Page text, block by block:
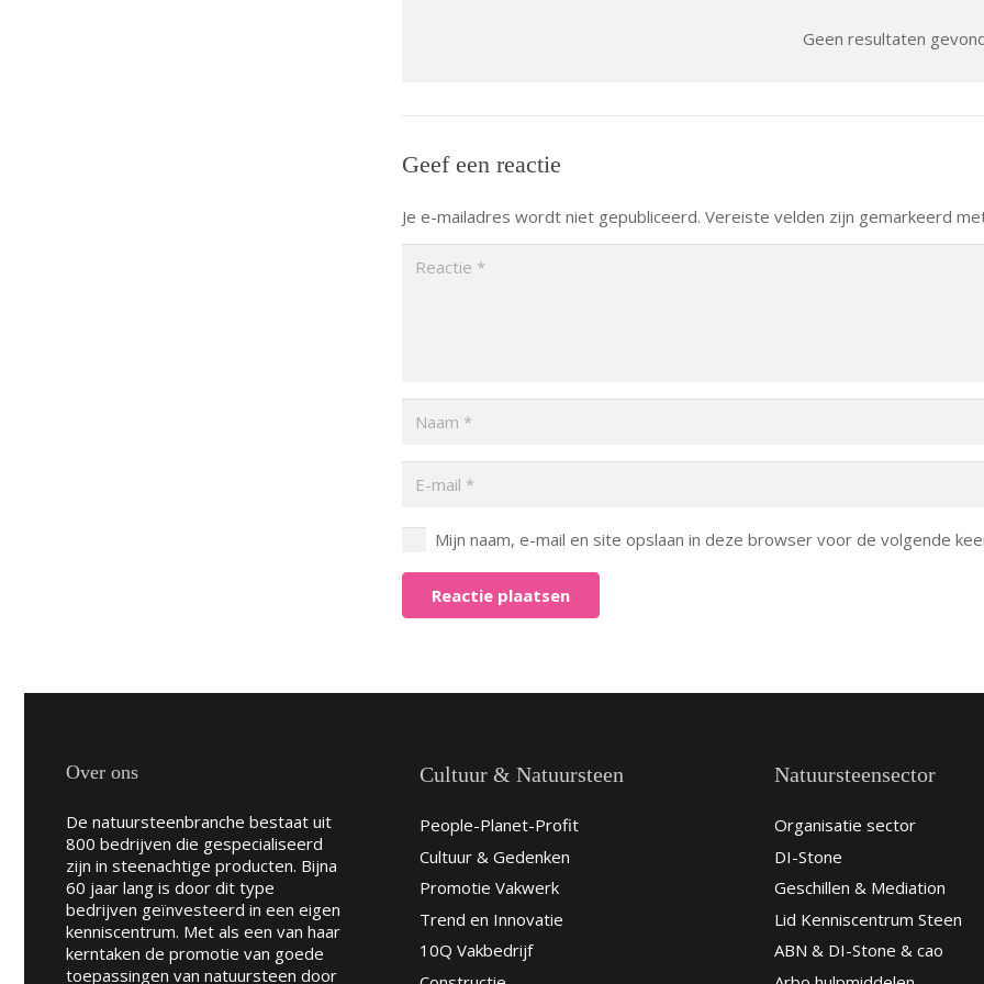
Geen resultaten
Geef een reactie
Je e-mailadres wordt niet gepubliceerd. Vereiste velden zijn gemarkeerd
Mijn naam, e-mail en site opslaan in deze browser voor de volgende
Reactie plaatsen
Over ons
De natuursteenbranche bestaat uit
800 bedrijven die gespecialiseerd
zijn in steenachtige producten. Bijna
60 jaar lang is door dit type
bedrijven geïnvesteerd in een eigen
kenniscentrum. Met als een van haar
kerntaken de promotie van goede
toepassingen van natuursteen door
Cultuur & Natuursteen
People-Planet-Profit
Cultuur & Gedenken
Promotie Vakwerk
Trend en Innovatie
10Q Vakbedrijf
Natuursteensector
Organisatie sector
DI-Stone
Geschillen & Mediation
Lid Kenniscentrum Steen
ABN & DI-Stone & cao